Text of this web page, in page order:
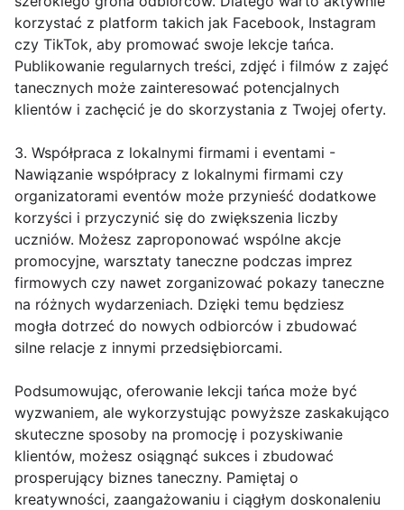
korzystać z platform takich jak Facebook, Instagram
czy TikTok, aby promować swoje lekcje tańca.
Publikowanie regularnych treści, zdjęć i filmów z zajęć
tanecznych może zainteresować potencjalnych
klientów i zachęcić je do skorzystania z Twojej oferty.
3. Współpraca z lokalnymi firmami i eventami -
Nawiązanie współpracy z lokalnymi firmami czy
organizatorami eventów może przynieść dodatkowe
korzyści i przyczynić się do zwiększenia liczby
uczniów. Możesz zaproponować wspólne akcje
promocyjne, warsztaty taneczne podczas imprez
firmowych czy nawet zorganizować pokazy taneczne
na różnych wydarzeniach. Dzięki temu będziesz
mogła dotrzeć do nowych odbiorców i zbudować
silne relacje z innymi przedsiębiorcami.
Podsumowując, oferowanie lekcji tańca może być
wyzwaniem, ale wykorzystując powyższe zaskakująco
skuteczne sposoby na promocję i pozyskiwanie
klientów, możesz osiągnąć sukces i zbudować
prosperujący biznes taneczny. Pamiętaj o
kreatywności, zaangażowaniu i ciągłym doskonaleniu